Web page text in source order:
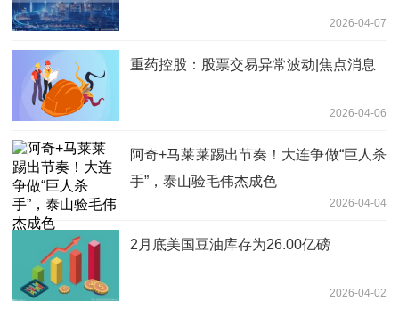
2026-04-07
重药控股：股票交易异常波动|焦点消息
2026-04-06
阿奇+马莱莱踢出节奏！大连争做“巨人杀
手”，泰山验毛伟杰成色
2026-04-04
2月底美国豆油库存为26.00亿磅
2026-04-02